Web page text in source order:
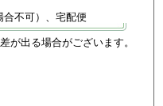
不可）、宅配便
が出る場合がございます。